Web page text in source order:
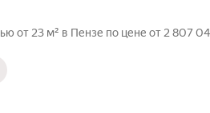
от 23 м² в Пензе по цене от 2 807